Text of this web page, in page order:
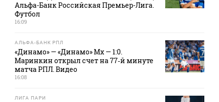
Альфа-Банк Российская Премьер-Лига.
Футбол
16:09
АЛЬФА-БАНК РПЛ
«Динамо» — «Динамо» Мх — 1:0.
Маринкин открыл счет на 77‑й минуте
матча РПЛ. Видео
16:08
ЛИГА ПАРИ